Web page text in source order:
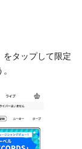
をタップして限定